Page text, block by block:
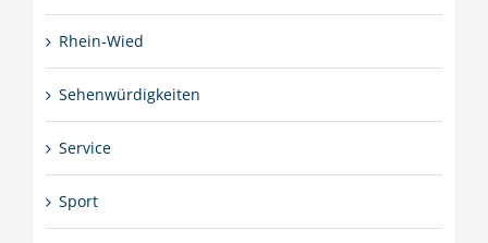
Rhein-Wied
Sehenwürdigkeiten
Service
Sport